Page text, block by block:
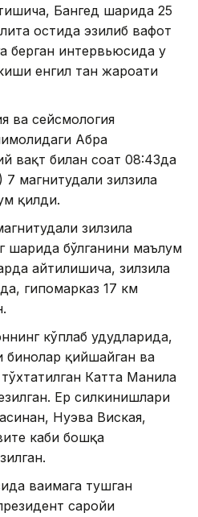
Бангед шаҳрида 25
остида эзилиб вафот
берган интервьюсида у
енгил тан жароҳати
ва сейсмология
Абра
вақт билан соат 08:43да
магнитудали зилзила
қилди.
зилзила
шаҳрида бўлганини маълум
айтилишича, зилзила
гипомарказ 17 км
кўплаб ҳудудларида,
бинолар қийшайган ва
Катта Манила
Ер силкинишлари
Нуэва Виская,
каби бошқа
ваҳимага тушган
саройи